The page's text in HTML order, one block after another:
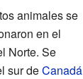
animales se
en el
Norte. Se
sur deCanadá